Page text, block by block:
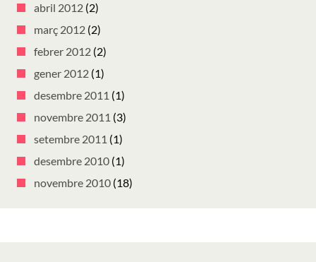
abril 2012 (2)
març 2012 (2)
febrer 2012 (2)
gener 2012 (1)
desembre 2011 (1)
novembre 2011 (3)
setembre 2011 (1)
desembre 2010 (1)
novembre 2010 (18)